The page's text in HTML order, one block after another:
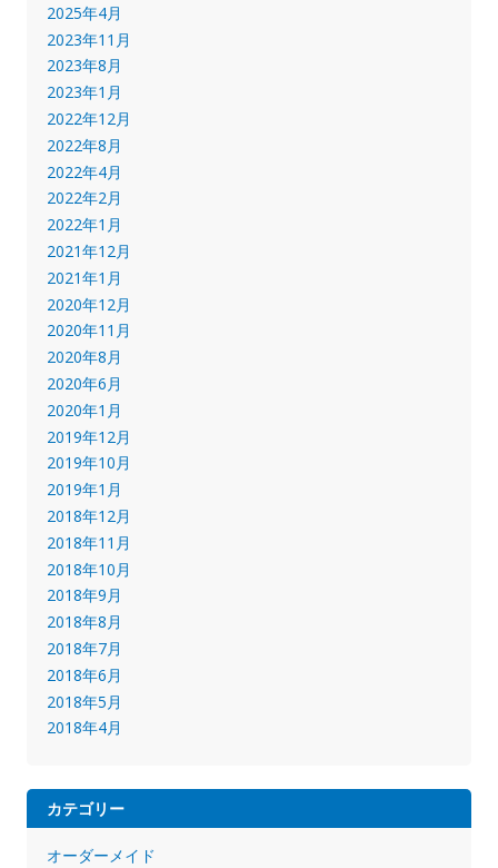
2025年4月
2023年11月
2023年8月
2023年1月
2022年12月
2022年8月
2022年4月
2022年2月
2022年1月
2021年12月
2021年1月
2020年12月
2020年11月
2020年8月
2020年6月
2020年1月
2019年12月
2019年10月
2019年1月
2018年12月
2018年11月
2018年10月
2018年9月
2018年8月
2018年7月
2018年6月
2018年5月
2018年4月
カテゴリー
オーダーメイド